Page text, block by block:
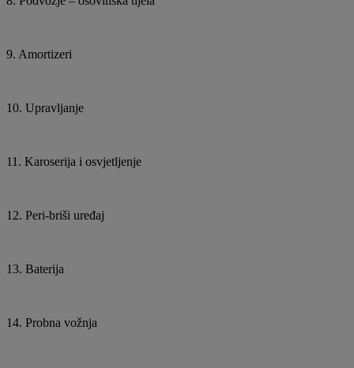
9. Amortizeri
10. Upravljanje
11. Karoserija i osvjetljenje
12. Peri-briši uređaj
13. Baterija
14. Probna vožnja